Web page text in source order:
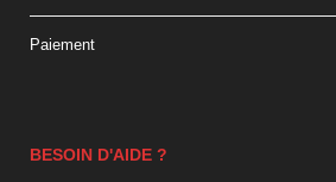
Paiement
BESOIN D'AIDE ?